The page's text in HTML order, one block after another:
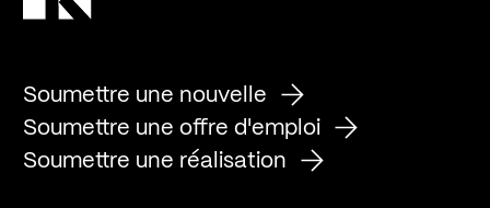
Soumettre une nouvelle
Soumettre une offre d'emploi
Soumettre une réalisation